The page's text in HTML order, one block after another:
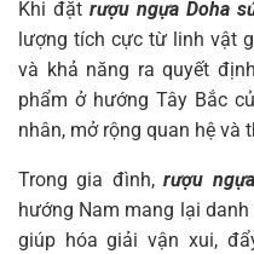
Khi đặtrượu ngựa Doha
lượng tích cực từ linh vật
và khả năng ra quyết
phẩm ở hướng Tây Bắc
nhân, mở rộng quan hệ và
Trong gia đình,rượu
hướng Nam mang lại
giúp hóa giải vận xui,